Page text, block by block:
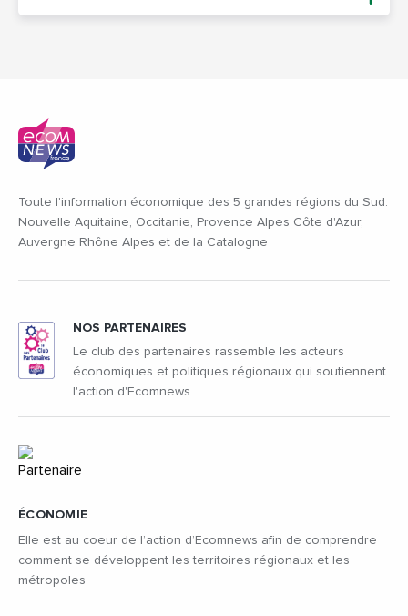
Toute l'information économique des 5 grandes régions du Sud:
Nouvelle Aquitaine, Occitanie, Provence Alpes Côte d'Azur,
Auvergne Rhône Alpes et de la Catalogne
ÉCONOMIE
Elle est au coeur de l’action d’Ecomnews afin de comprendre
comment se développent les territoires régionaux et les
métropoles
NOS PARTENAIRES
Le club des partenaires rassemble les acteurs
économiques et politiques régionaux qui soutiennent
l'action d'Ecomnews